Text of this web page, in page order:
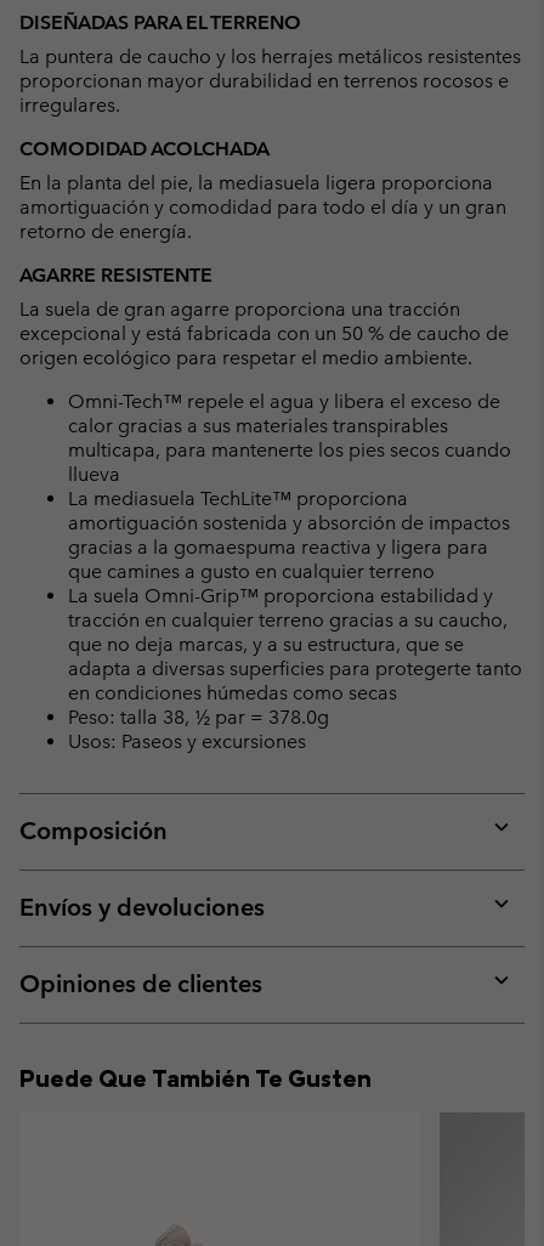
DISEÑADAS PARA EL TERRENO
La puntera de caucho y los herrajes metálicos resistentes
proporcionan mayor durabilidad en terrenos rocosos e
irregulares.
COMODIDAD ACOLCHADA
En la planta del pie, la mediasuela ligera proporciona
amortiguación y comodidad para todo el día y un gran
retorno de energía.
AGARRE RESISTENTE
La suela de gran agarre proporciona una tracción
excepcional y está fabricada con un 50 % de caucho de
origen ecológico para respetar el medio ambiente.
Omni-Tech™ repele el agua y libera el exceso de
calor gracias a sus materiales transpirables
multicapa, para mantenerte los pies secos cuando
llueva
La mediasuela TechLite™ proporciona
amortiguación sostenida y absorción de impactos
gracias a la gomaespuma reactiva y ligera para
que camines a gusto en cualquier terreno
La suela Omni-Grip™ proporciona estabilidad y
tracción en cualquier terreno gracias a su caucho,
que no deja marcas, y a su estructura, que se
adapta a diversas superficies para protegerte tanto
en condiciones húmedas como secas
Peso: talla 38, ½ par = 378.0g
Usos: Paseos y excursiones
Composición
or
Envíos y devoluciones
or
Opiniones de clientes
or
Puede Que También Te Gusten